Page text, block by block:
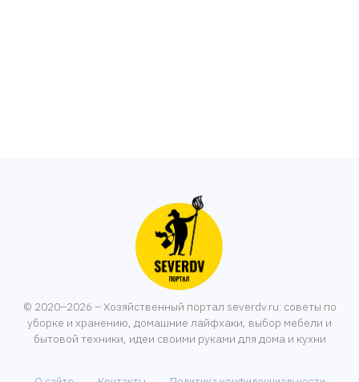
© 2020–2026 – Хозяйственный портал severdv.ru: советы по
уборке и хранению, домашние лайфхаки, выбор мебели и
бытовой техники, идеи своими руками для дома и кухни